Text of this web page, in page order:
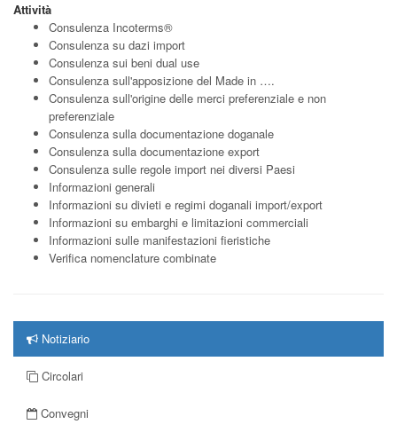
Attività
Consulenza Incoterms®
Consulenza su dazi import
Consulenza sui beni dual use
Consulenza sull'apposizione del Made in ….
Consulenza sull'origine delle merci preferenziale e non
preferenziale
Consulenza sulla documentazione doganale
Consulenza sulla documentazione export
Consulenza sulle regole import nei diversi Paesi
Informazioni generali
Informazioni su divieti e regimi doganali import/export
Informazioni su embarghi e limitazioni commerciali
Informazioni sulle manifestazioni fieristiche
Verifica nomenclature combinate
Notiziario
Circolari
Convegni